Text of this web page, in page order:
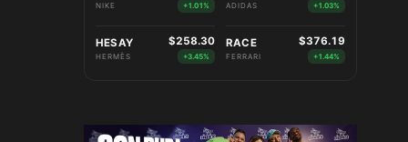
NIKE +1.01% ADIDAS +1.03%
HESAY
HERMÈS
$258.30
+3.45%
RACE
FERRARI
$376.19
+1.44%